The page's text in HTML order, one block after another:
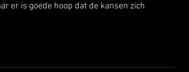
er is goede hoop dat de kansen zich